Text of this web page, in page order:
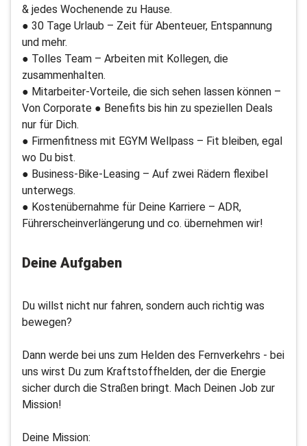
& jedes Wochenende zu Hause.
● 30 Tage Urlaub – Zeit für Abenteuer, Entspannung
und mehr.
● Tolles Team – Arbeiten mit Kollegen, die
zusammenhalten.
● Mitarbeiter-Vorteile, die sich sehen lassen können –
Von Corporate ● Benefits bis hin zu speziellen Deals
nur für Dich.
● Firmenfitness mit EGYM Wellpass – Fit bleiben, egal
wo Du bist.
● Business-Bike-Leasing – Auf zwei Rädern flexibel
unterwegs.
● Kostenübernahme für Deine Karriere – ADR,
Führerscheinverlängerung und co. übernehmen wir!
Deine Aufgaben
Du willst nicht nur fahren, sondern auch richtig was
bewegen?
Dann werde bei uns zum Helden des Fernverkehrs - bei
uns wirst Du zum Kraftstoffhelden, der die Energie
sicher durch die Straßen bringt. Mach Deinen Job zur
Mission!
Deine Mission: